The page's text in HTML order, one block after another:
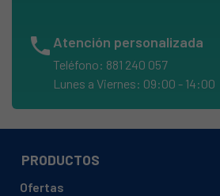
phone Atención personalizada
Teléfono: 881 240 057
Lunes a Viernes: 09:00 - 14:00
PRODUCTOS
Ofertas